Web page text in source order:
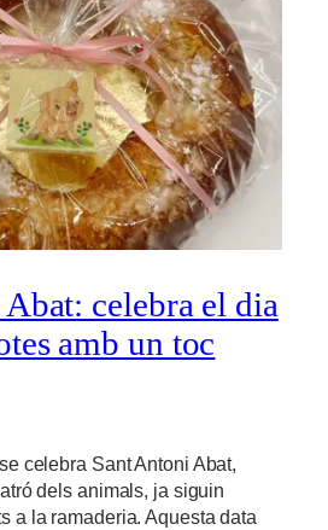
celebra el dia
amb un toc
celebra Sant Antoni Abat,
dels animals, ja siguin
a la ramaderia. Aquesta data